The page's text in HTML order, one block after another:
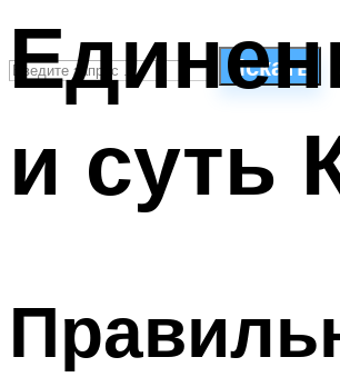
Искать
ПЛАВАНЬЕ ДЛЯ ДЕТЕЙ
ПЛАВАНЬЕ ДЛЯ ПОХУДЕНИЯ
МЕНЮ
и суть